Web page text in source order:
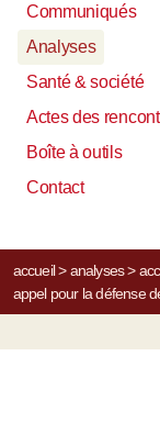
Communiqués
Analyses
Santé & société
Actes des
Boîte à outils
Contact
accueil> analyses>
appel pour la défense